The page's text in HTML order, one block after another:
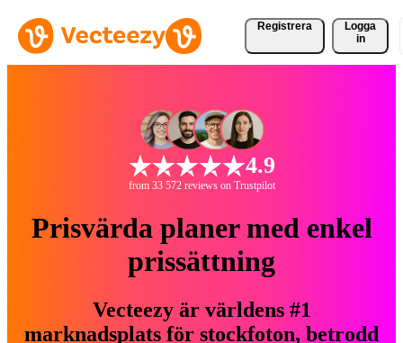
Registrera
Logga
in
4.9
from 33 572 reviews on Trustpilot
Prisvärda planer med enkel
prissättning
Vecteezy är världens #1
marknadsplats för stockfoton, betrodd